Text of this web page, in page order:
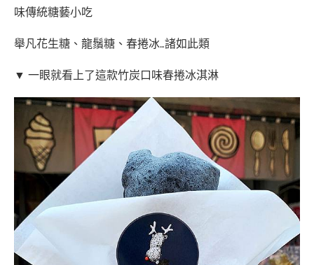
味傳統糖藝小吃
舉凡花生糖、龍鬚糖、春捲冰…諸如此類
▼ 一眼就看上了這款竹炭口味春捲冰淇淋